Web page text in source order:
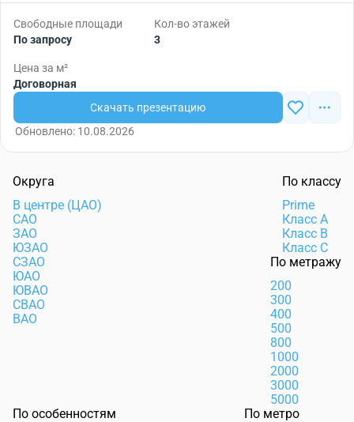
Свободные площади
По запросу
Кол-во этажей
3
Цена за м²
Договорная
Скачать презентацию
Обновлено: 10.08.2026
Округа
В центре (ЦАО)
САО
ЗАО
ЮЗАО
СЗАО
ЮАО
ЮВАО
СВАО
ВАО
По классу
Prime
Класс А
Класс В
Класс С
По метражу
200
300
400
500
800
1000
2000
3000
5000
По особенностям
По метро